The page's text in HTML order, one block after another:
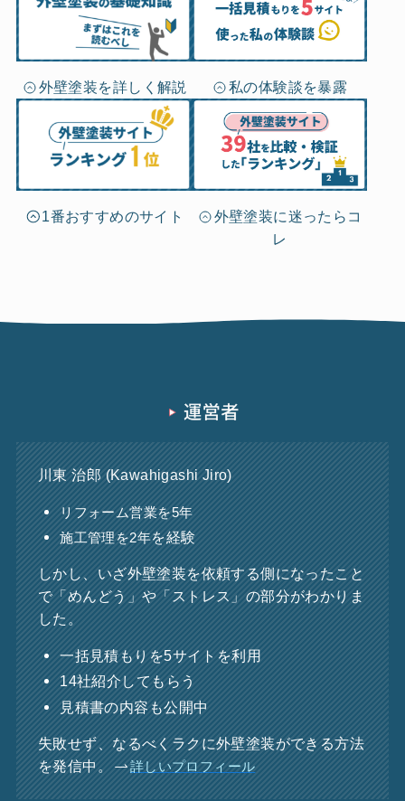
外壁塗装を詳しく解説 私の体験談を暴露
1番おすすめのサイト
外壁塗装に迷ったらコ
レ
川東 治郎 (Kawahigashi Jiro)
リフォーム営業を5年
施工管理を2年を経験
しかし、いざ外壁塗装を依頼する側になったこと
で「めんどう」や「ストレス」の部分がわかりま
した。
一括見積もりを5サイトを利用
14社紹介してもらう
見積書の内容も公開中
失敗せず、なるべくラクに外壁塗装ができる方法
を発信中。
詳しいプロフィール